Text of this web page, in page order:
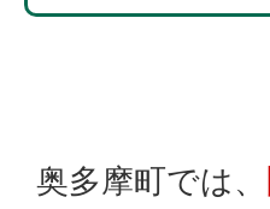
奥多摩町では、